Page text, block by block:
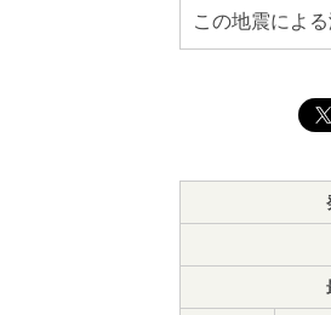
この地震によ